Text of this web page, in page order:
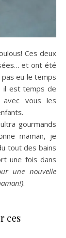
et ont été
pas eu le temps
il est temps de
vous les
gourmands
maman, je
tout des bains
une fois dans
une nouvelle
.
ces